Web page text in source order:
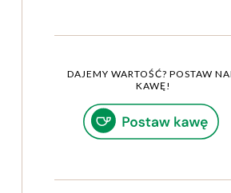
DAJEMY WARTOŚĆ? POSTAW
KAWĘ!